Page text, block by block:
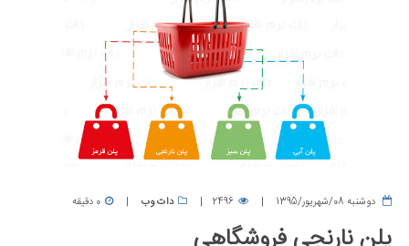
دوشنبه 08/شهریور/1395 2496 دات وب 0 دقیقه